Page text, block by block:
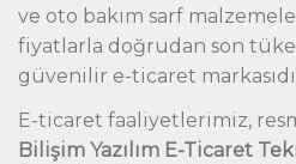
ve oto bakım sarf
fiyatlarla doğrudan son
güvenilir e-ticaret
E-ticaret faaliyetlerimiz,
Bilişim Yazılım E-Ticaret